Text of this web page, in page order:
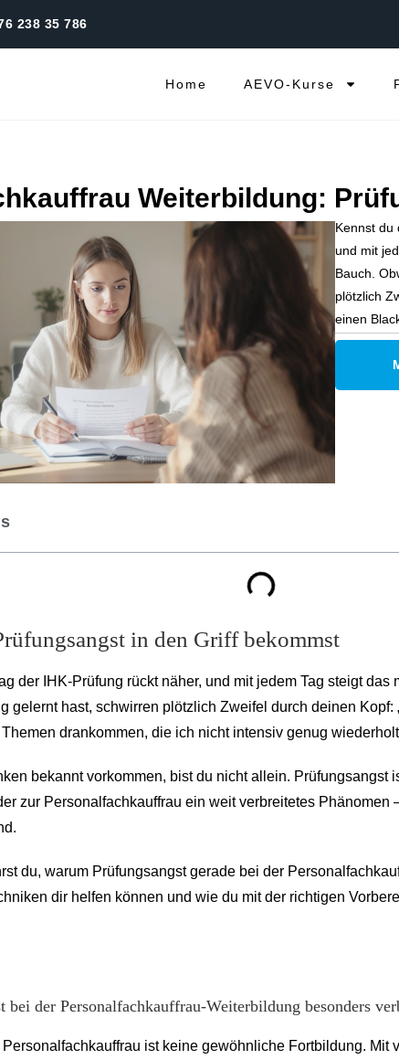
238 35 786
Home AEVO-Kurse
Weiterbildung:
Kennst du
und mit
Bauch.
plötzlich
einen
in den Griff bekommst
der IHK-Prüfung rückt näher, und mit jedem Tag steigt
gelernt hast, schwirren plötzlich Zweifel durch deinen
drankommen, die ich nicht intensiv genug
bekannt vorkommen, bist du nicht allein. Prüfungsangst
zur Personalfachkauffrau ein weit verbreitetes Phänomen
du, warum Prüfungsangst gerade bei der
dir helfen können und wie du mit der richtigen
bei der Personalfachkauffrau-Weiterbildung besonders
ist keine gewöhnliche Fortbildung. Mit